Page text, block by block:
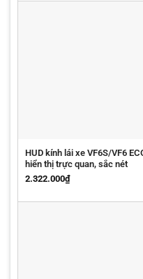
HUD kính lái xe VF6S/VF6
hiển thị trực quan, sắc nét
2.322.000₫